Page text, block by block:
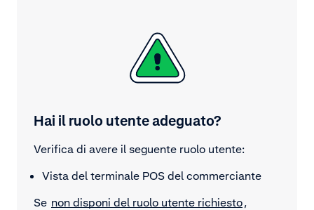
Hai il ruolo utente adeguato?
Verifica di avere il seguente ruolo utente:
Vista del terminale POS del commerciante
Se non disponi del ruolo utente richiesto,